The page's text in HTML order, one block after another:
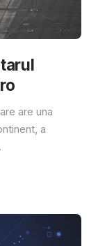
are una
a